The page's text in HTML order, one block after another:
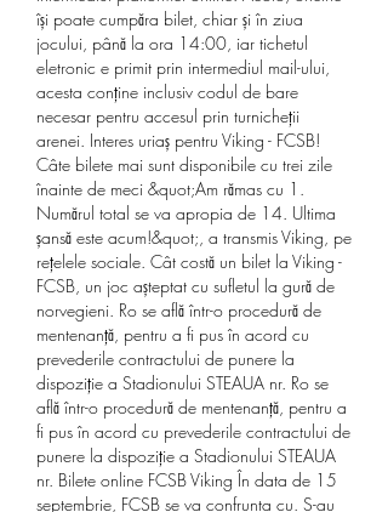
își poate cumpăra bilet, chiar și în ziua
jocului, până la ora 14:00, iar tichetul
eletronic e primit prin intermediul mail-ului,
acesta conține inclusiv codul de bare
necesar pentru accesul prin turnicheții
arenei. Interes uriaș pentru Viking - FCSB!
Câte bilete mai sunt disponibile cu trei zile
înainte de meci &quot;Am rămas cu 1.
Numărul total se va apropia de 14. Ultima
șansă este acum!&quot;, a transmis Viking, pe
rețelele sociale. Cât costă un bilet la Viking -
FCSB, un joc așteptat cu sufletul la gură de
norvegieni. Ro se află într-o procedură de
mentenanță, pentru a fi pus în acord cu
prevederile contractului de punere la
dispoziție a Stadionului STEAUA nr. Ro se
află într-o procedură de mentenanță, pentru a
fi pus în acord cu prevederile contractului de
punere la dispoziție a Stadionului STEAUA
nr. Bilete online FCSB Viking În data de 15
septembrie, FCSB se va confrunta cu. S-au